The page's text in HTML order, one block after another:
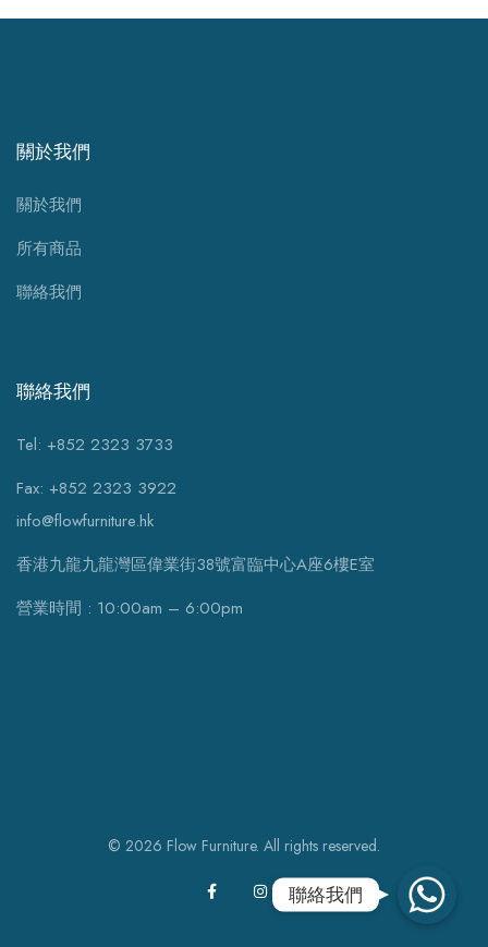
關於我們
關於我們
所有商品
聯絡我們
聯絡我們
Tel: +852 2323 3733
Fax: +852 2323 3922
info@flowfurniture.hk
香港九龍九龍灣區偉業街38號富臨中心A座6樓E室
營業時間 : 10:00am – 6:00pm
© 2026 Flow Furniture. All rights reserved.
聯絡我們